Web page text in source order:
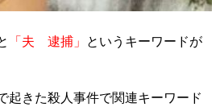
「夫 逮捕」
というキーワードが
起きた殺人事件で関連キーワード